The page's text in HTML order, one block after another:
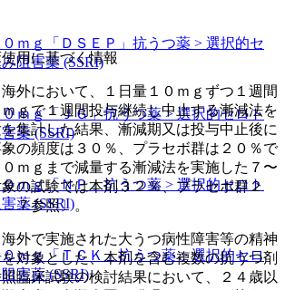
ｍｇ「ＤＳＥＰ」 抗うつ薬 > 選択的セ
阻害薬 (SSRI)
ｍｇ「ＪＧ」抗うつ薬 > 選択的セロト
薬 (SSRI)
ｍｇ「ＮＰ」抗うつ薬 > 選択的セロト
薬 (SSRI)
ｍｇ「ＴＣＫ」抗うつ薬 > 選択的セロ
害薬 (SSRI)
用に基づく情報
外において、１日量１０ｍｇずつ１週間
ｇで１週間投与継続し中止する漸減法を
集計した結果、漸減期又は投与中止後に
の頻度は３０％、プラセボ群は２０％で
ｍｇまで減量する漸減法を実施した７〜
の試験では本剤３２％、プラセボ群２
７参照〕。
外で実施された大うつ病性障害等の精神
対象とした、本剤を含む複数の抗うつ剤
臨床試験の検討結果において、２４歳以